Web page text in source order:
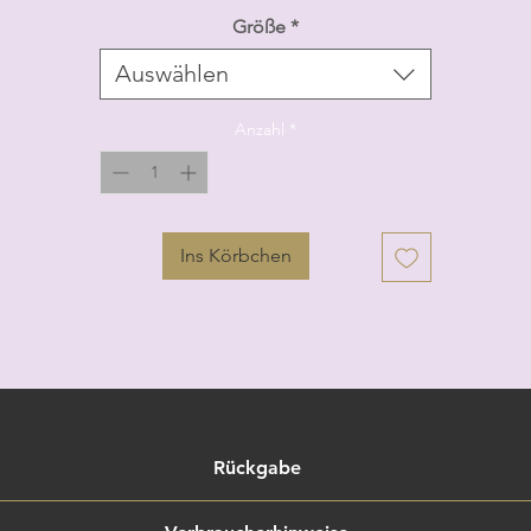
Größe *
Auswählen
Anzahl *
Ins Körbchen
Rückgabe